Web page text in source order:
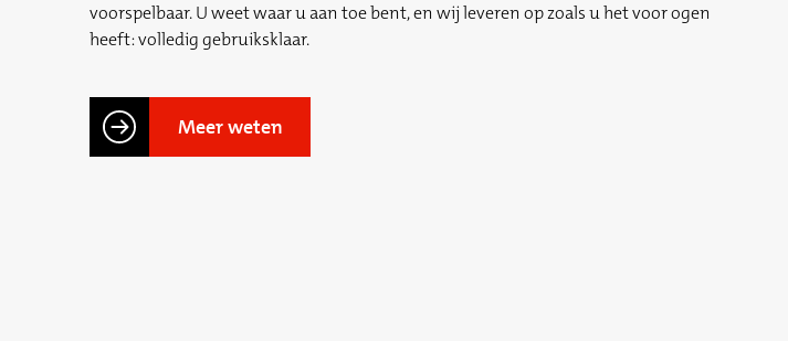
voorspelbaar. U weet waar u aan toe bent, en wij leveren op zoals u het voor ogen
heeft: volledig gebruiksklaar.
Meer weten